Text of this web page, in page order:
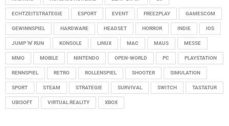
ECHTZEITSTRATEGIE ESPORT EVENT FREE2PLAY GAMESCOM
GEWINNSPIEL HARDWARE HEADSET HORROR INDIE IOS
JUMP 'N' RUN KONSOLE LINUX MAC MAUS MESSE
MMO MOBILE NINTENDO OPEN-WORLD PC PLAYSTATION
RENNSPIEL RETRO ROLLENSPIEL SHOOTER SIMULATION
SPORT STEAM STRATEGIE SURVIVAL SWITCH TASTATUR
UBISOFT VIRTUAL REALITY XBOX